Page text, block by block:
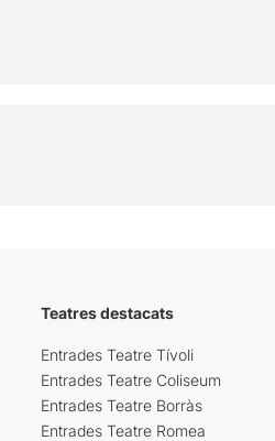
Teatres destacats
Entrades Teatre Tívoli
Entrades Teatre Coliseum
Entrades Teatre Borràs
Entrades Teatre Romea